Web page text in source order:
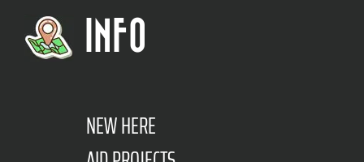
INFO
NEW HERE